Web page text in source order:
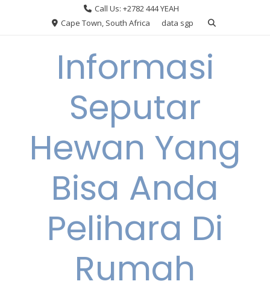
Call Us: +2782 444 YEAH
Cape Town, South Africa
data sgp
Informasi
Seputar
Hewan Yang
Bisa Anda
Pelihara Di
Rumah